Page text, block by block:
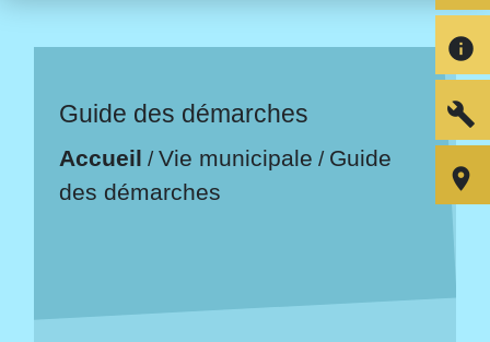
Guide des démarches
Accueil /Vie municipale / Guide
des démarches
info
build
room